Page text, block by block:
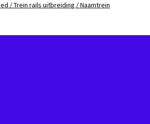
/ Trein rails uitbreiding / Naamtrein